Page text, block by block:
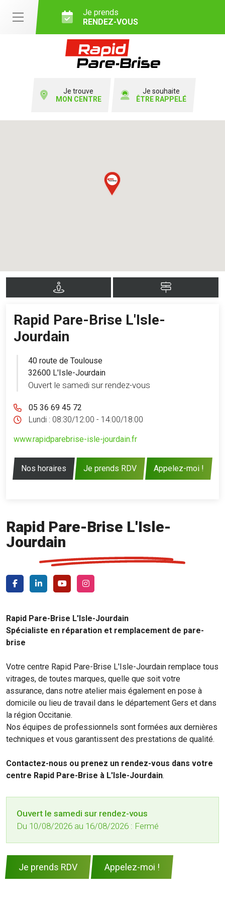
Je prends
RENDEZ-VOUS
Je trouve
MON CENTRE
Je souhaite
ÊTRE RAPPELÉ
Rapid Pare-Brise L'Isle-
Jourdain
40 route de Toulouse
32600 L'Isle-Jourdain
Ouvert le samedi sur rendez-vous
05 36 69 45 72
Lundi : 08:30/12:00 - 14:00/18:00
www.rapidparebrise-isle-jourdain.fr
Nos horaires Je prends RDV Appelez-moi !
Rapid Pare-Brise L'Isle-
Jourdain
Rapid Pare-Brise L'Isle-Jourdain
Spécialiste en réparation et remplacement de pare-
brise
Votre centre Rapid Pare-Brise L'Isle-Jourdain remplace tous
vitrages, de toutes marques, quelle que soit votre
assurance, dans notre atelier mais également en pose à
domicile ou lieu de travail dans le département Gers et dans
la région Occitanie.
Nos équipes de professionnels sont formées aux dernières
techniques et vous garantissent des prestations de qualité.
Contactez-nous ou prenez un rendez-vous dans votre
centre Rapid Pare-Brise à L'Isle-Jourdain.
Ouvert le samedi sur rendez-vous
Du 10/08/2026 au 16/08/2026 : Fermé
Je prends RDV Appelez-moi !